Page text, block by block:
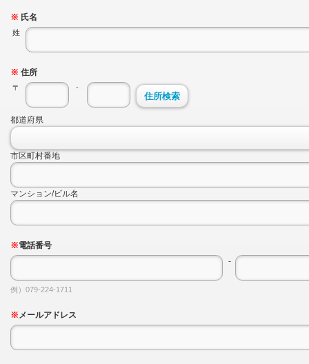
※ 氏名
姓
※ 住所
〒 -
住所検索
都道府県
市区町村番地
マンション/ビル名
※電話番号
-
例）079-224-1711
※ メールアドレス